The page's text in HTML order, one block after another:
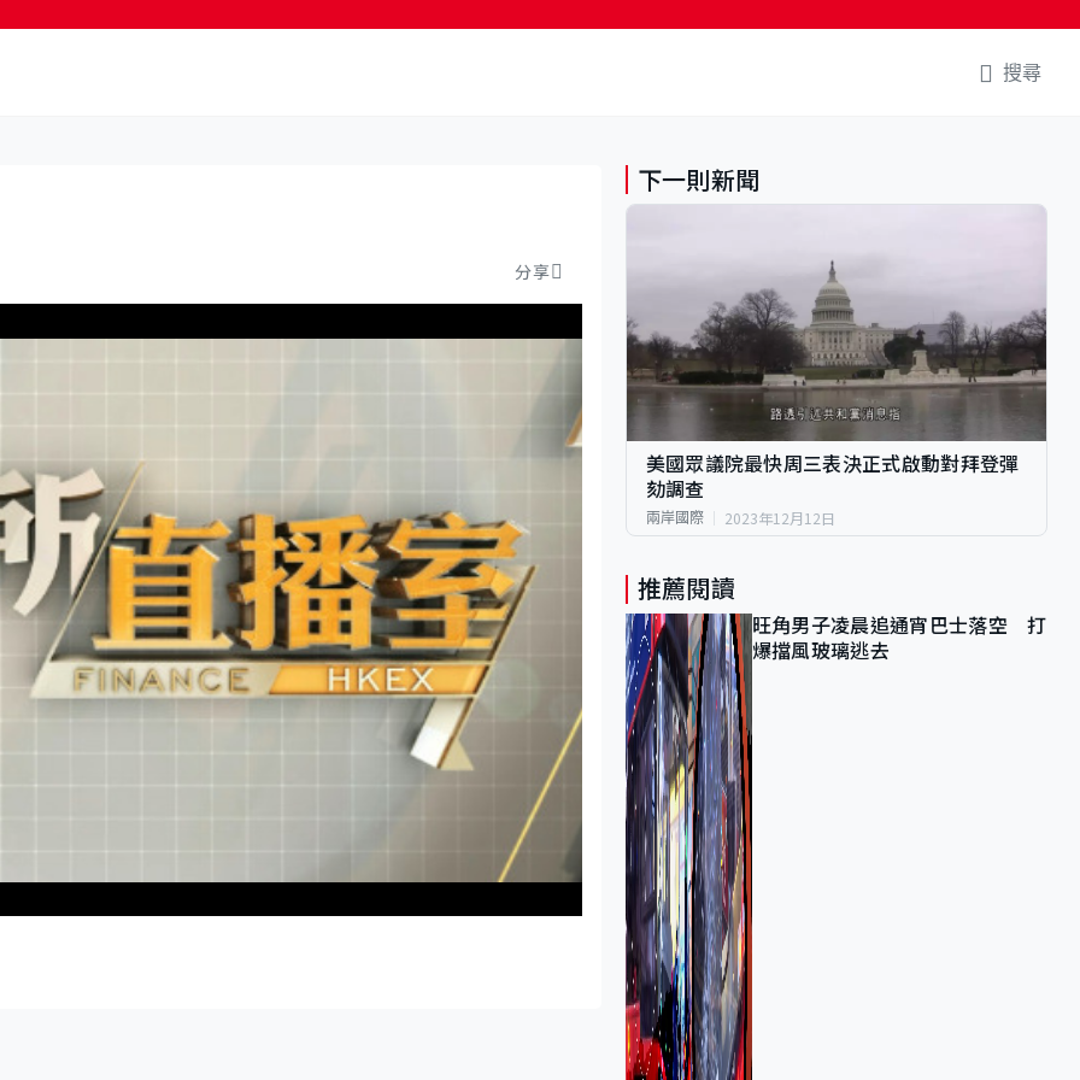
搜尋
分享
下一則新聞
美國眾議院最快周三表決正式啟動對拜登彈
劾調查
兩岸國際 2023年12月12日
推薦閱讀
旺角男子凌晨追通宵巴士落空 打
爆擋風玻璃逃去